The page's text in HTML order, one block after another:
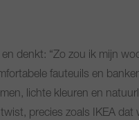
denkt: “Zo zou ik mijn
fauteuils en
lichte kleuren en
precies zoals IKEA